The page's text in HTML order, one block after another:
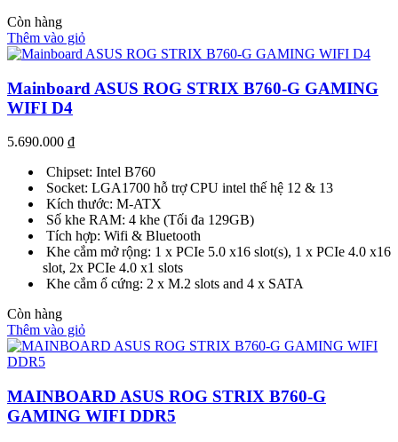
Còn hàng
Thêm vào giỏ
Mainboard ASUS ROG STRIX B760-G GAMING
WIFI D4
5.690.000 ₫
Chipset: Intel B760
Socket: LGA1700 hỗ trợ CPU intel thế hệ 12 & 13
Kích thước: M-ATX
Số khe RAM: 4 khe (Tối đa 129GB)
Tích hợp: Wifi & Bluetooth
Khe cắm mở rộng: 1 x PCIe 5.0 x16 slot(s), 1 x PCIe 4.0 x16
slot, 2x PCIe 4.0 x1 slots
Khe cắm ổ cứng: 2 x M.2 slots and 4 x SATA
Còn hàng
Thêm vào giỏ
MAINBOARD ASUS ROG STRIX B760-G
GAMING WIFI DDR5